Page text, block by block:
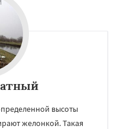
высоты
желонкой. Такая